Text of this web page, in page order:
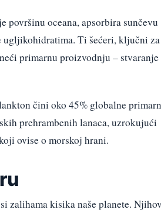
oceana, apsorbira sunčevu
Ti šećeri, ključni za
primarnu proizvodnju – stvaranje
čini oko 45% globalne
prehrambenih lanaca, uzrokujući
ovise o morskoj hrani.
zalihama kisika naše planete.